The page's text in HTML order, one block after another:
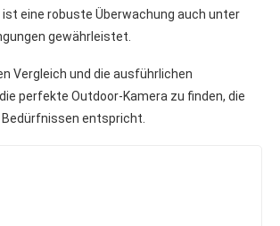
eine robuste Überwachung auch unter
gewährleistet.
Vergleich und die ausführlichen
perfekte Outdoor-Kamera zu finden, die
Bedürfnissen entspricht.